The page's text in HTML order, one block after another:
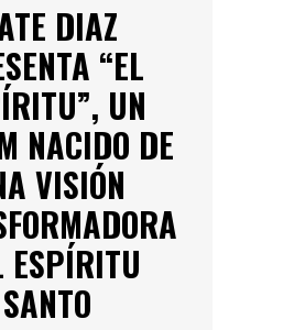
DIAZ
“EL
UN
NACIDO DE
VISIÓN
ESPÍRITU
SANTO